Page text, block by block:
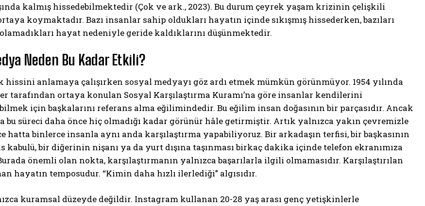
kalmış hissedebilmektedir (Çok ve ark., 2023). Bu durum çeyrek yaşam krizinin çelişkili
koymaktadır. Bazı insanlar sahip oldukları hayatın içinde sıkışmış hissederken, bazıları
hayat nedeniyle geride kaldıklarını düşünmektedir.
Neden Bu Kadar Etkili?
hissini anlamaya çalışırken sosyal medyayı göz ardı etmek mümkün görünmüyor. 1954 yılında
tarafından ortaya konulan Sosyal Karşılaştırma Kuramı’na göre insanlar kendilerini
için başkalarını referans alma eğilimindedir. Bu eğilim insan doğasının bir parçasıdır. Ancak
bu süreci daha önce hiç olmadığı kadar görünür hâle getirmiştir. Artık yalnızca yakın çevremizle
hatta binlerce insanla aynı anda karşılaştırma yapabiliyoruz. Bir arkadaşın terfisi, bir başkasının
kabulü, bir diğerinin nişanı ya da yurt dışına taşınması birkaç dakika içinde telefon ekranımıza
önemli olan nokta, karşılaştırmanın yalnızca başarılarla ilgili olmamasıdır. Karşılaştırılan
hayatın temposudur. “Kimin daha hızlı ilerlediği” algısıdır.
kuramsal düzeyde değildir. Instagram kullanan 20-28 yaş arası genç yetişkinlerle